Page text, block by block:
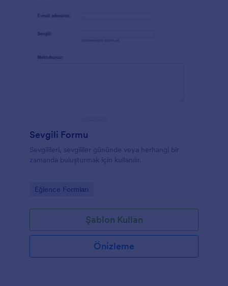
Sevgili Formu
Sevgilileri, sevgililer gününde veya herhangi bir
zamanda buluşturmak için kullanılır.
Go to Category:
Eğlence Formları
Şablon Kullan
Önizleme